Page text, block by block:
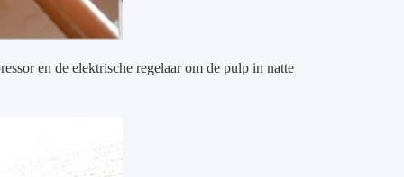
en de elektrische regelaar om de pulp in natte